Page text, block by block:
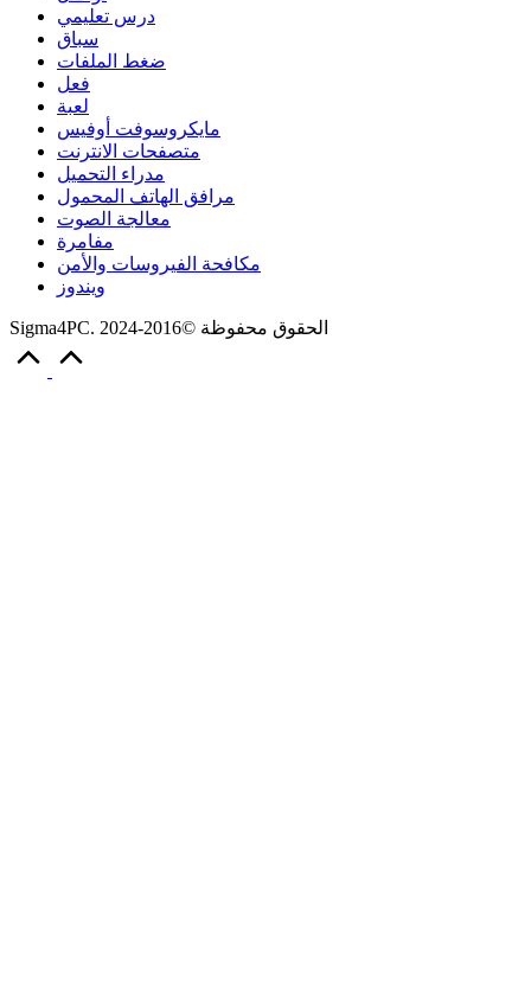
درس تعليمي
سباق
ضغط الملفات
فعل
لعبة
مايكروسوفت أوفيس
متصفحات الانترنت
مدراء التحميل
مرافق الهاتف المحمول
معالجة الصوت
مفامرة
مكافحة الفيروسات والأمن
ويندوز
Sigma4PC. الحقوق محفوظة ©2016-2024